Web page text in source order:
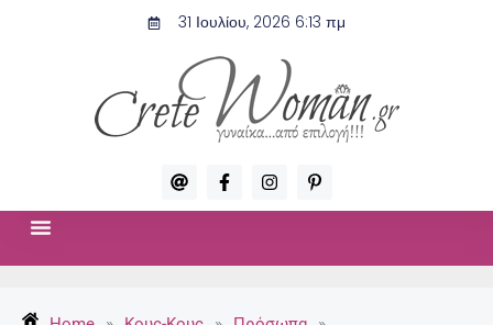
31 Ιουλίου, 2026 6:13 πμ
A
t
F
a
c
I
n
s
P
i
n